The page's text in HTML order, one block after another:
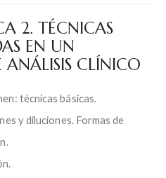
2. TÉCNICAS
EN UN
CLÍNICO
técnicas básicas.
y diluciones. Formas de